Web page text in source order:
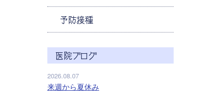
予防接種
医院ブログ
2026.08.07
来週から夏休み